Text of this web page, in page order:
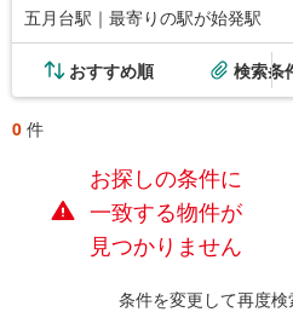
五月台駅｜最寄りの駅が始発駅
おすすめ順 検索条
0 件
お探しの条件に
一致する物件が
見つかりません
条件を変更して再度検